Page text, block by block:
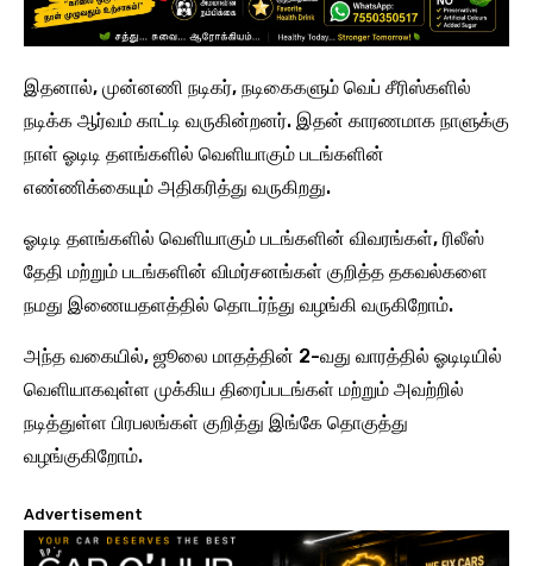
இதனால், முன்னணி நடிகர், நடிகைகளும் வெப் சீரிஸ்களில்
நடிக்க ஆர்வம் காட்டி வருகின்றனர். இதன் காரணமாக நாளுக்கு
நாள் ஓடிடி தளங்களில் வெளியாகும் படங்களின்
எண்ணிக்கையும் அதிகரித்து வருகிறது.
ஓடிடி தளங்களில் வெளியாகும் படங்களின் விவரங்கள், ரிலீஸ்
தேதி மற்றும் படங்களின் விமர்சனங்கள் குறித்த தகவல்களை
நமது இணையதளத்தில் தொடர்ந்து வழங்கி வருகிறோம்.
அந்த வகையில், ஜூலை மாதத்தின் 2-வது வாரத்தில் ஓடிடியில்
வெளியாகவுள்ள முக்கிய திரைப்படங்கள் மற்றும் அவற்றில்
நடித்துள்ள பிரபலங்கள் குறித்து இங்கே தொகுத்து
வழங்குகிறோம்.
Advertisement